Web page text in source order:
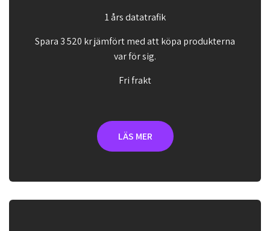
1 års datatrafik
Spara 3 520 kr jämfört med att köpa produkterna
var för sig.
Fri frakt
LÄS MER